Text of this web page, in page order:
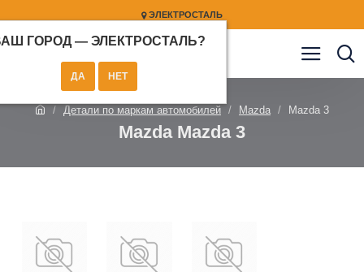
ЭЛЕКТРОСТАЛЬ
ГОРОД — ЭЛЕКТРОСТАЛЬ?
Детали по маркам автомобилей Mazda Mazda 3
Mazda Mazda 3